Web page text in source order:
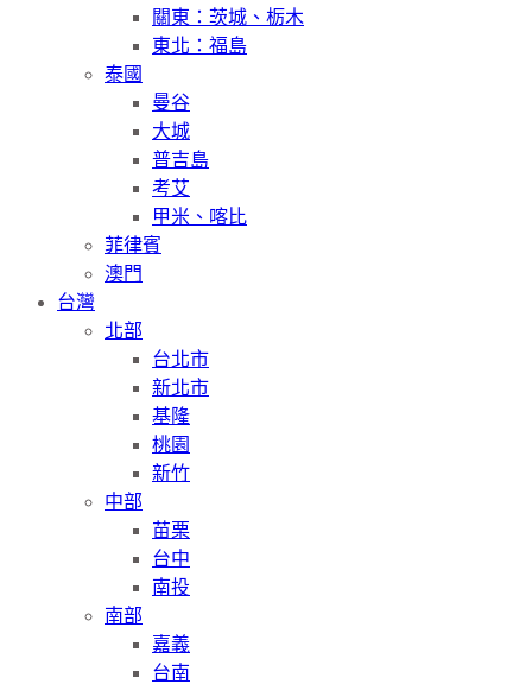
關東：茨城、栃木
東北：福島
泰國
曼谷
大城
普吉島
考艾
甲米、喀比
菲律賓
澳門
台灣
北部
台北市
新北市
基隆
桃園
新竹
中部
苗栗
台中
南投
南部
嘉義
台南